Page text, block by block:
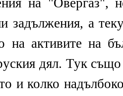
на "Овергаз",
задължения, а
на активите на
дял. Тук
и колко